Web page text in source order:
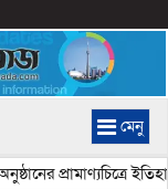
মেনু
প্রামাণ্যচিত্রে